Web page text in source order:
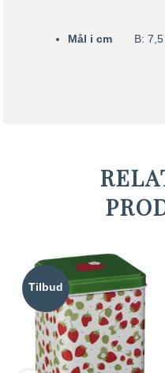
Mål i cm B:
Tilbud